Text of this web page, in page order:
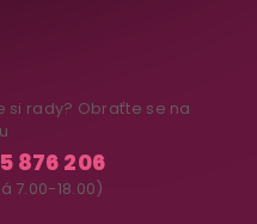
si rady? Obraťte se na
876 206
7.00-18.00)